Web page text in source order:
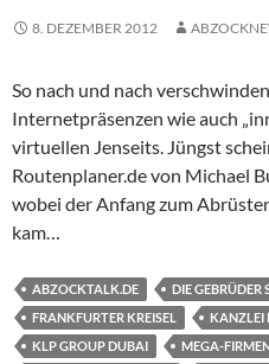
8. DEZEMBER 2012
So nach und nach
Internetpräsenzen wie auch
virtuellen Jenseits. Jüngst
Routenplaner.de von Michael
wobei der Anfang zum
kam…
ABZOCKTALK.DE DIE GEBRÜDER
FRANKFURTER KREISEL
KANZLEI
KLP GROUP DUBAI
MEGA-